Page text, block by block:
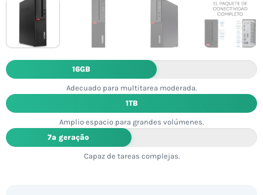
16GB
Adecuado para multitarea moderada.
1TB
Amplio espacio para grandes volúmenes.
7ª geração
Capaz de tareas complejas.